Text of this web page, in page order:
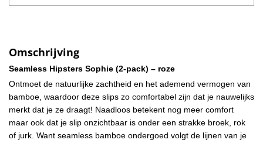
Omschrijving
Seamless Hipsters Sophie (2-pack) – roze
Ontmoet de natuurlijke zachtheid en het ademend vermogen van
bamboe, waardoor deze slips zo comfortabel zijn dat je nauwelijks
merkt dat je ze draagt! Naadloos betekent nog meer comfort
maar ook dat je slip onzichtbaar is onder een strakke broek, rok
of jurk. Want seamless bamboe ondergoed volgt de lijnen van je